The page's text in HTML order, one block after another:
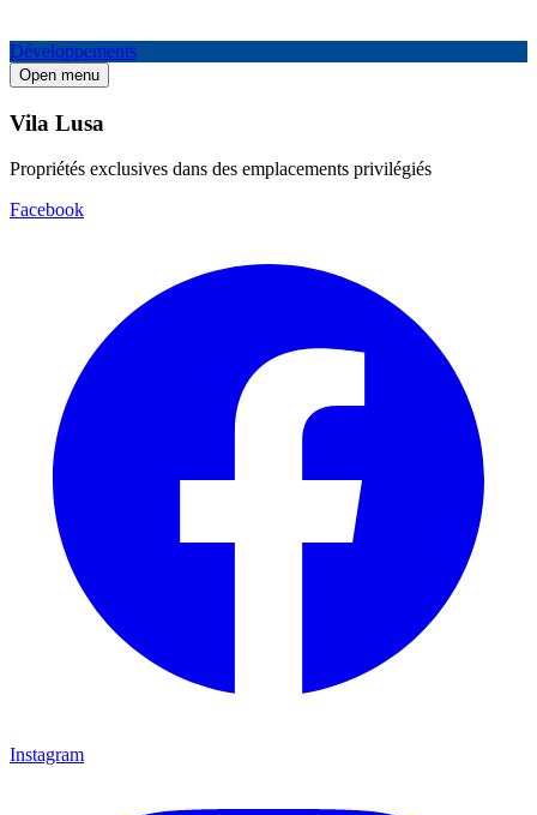
Développements
Open menu
Vila Lusa
Propriétés exclusives dans des emplacements privilégiés
Facebook
Instagram